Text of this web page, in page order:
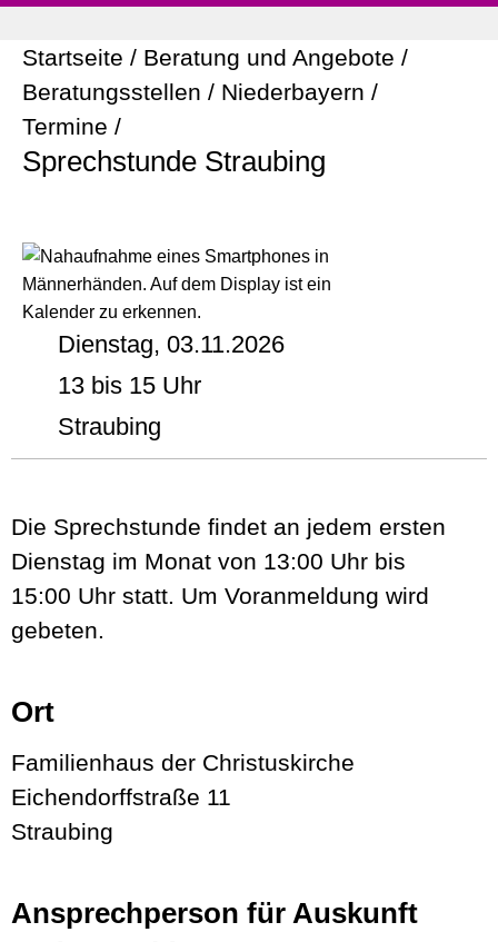
Startseite / Beratung und Angebote /
Beratungsstellen / Niederbayern /
Termine /
Sprechstunde Straubing
Dienstag, 03.11.2026
13 bis 15 Uhr
Straubing
Die Sprechstunde findet an jedem ersten
Dienstag im Monat von 13:00 Uhr bis
15:00 Uhr statt. Um Voranmeldung wird
gebeten.
Ort
Familienhaus der Christuskirche
Eichendorffstraße 11
Straubing
Ansprechperson für Auskunft